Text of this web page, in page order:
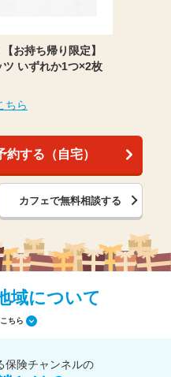
お持ち帰り限定】
いずれか1つ×2枚
ちら
する（自宅）
カフェで無料相談する
域について
ちら
保険チャンネルの